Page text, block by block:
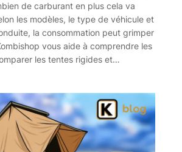
de carburant en plus cela va
les modèles, le type de véhicule et
la consommation peut grimper
vous aide à comprendre les
les tentes rigides et…